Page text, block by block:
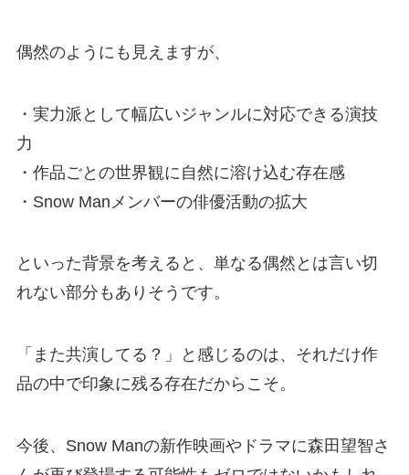
偶然のようにも見えますが、
・実力派として幅広いジャンルに対応できる演技
力
・作品ごとの世界観に自然に溶け込む存在感
・Snow Manメンバーの俳優活動の拡大
といった背景を考えると、単なる偶然とは言い切
れない部分もありそうです。
「また共演してる？」と感じるのは、それだけ作
品の中で印象に残る存在だからこそ。
今後、Snow Manの新作映画やドラマに森田望智さ